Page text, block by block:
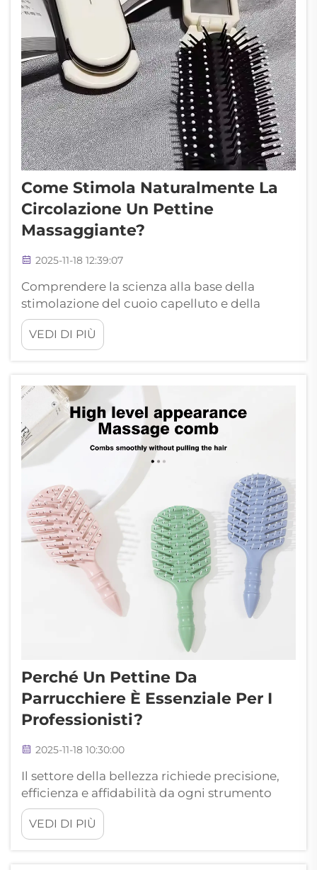
Come Stimola Naturalmente La
Circolazione Un Pettine
Massaggiante?
2025-11-18 12:39:07
Comprendere la scienza alla base della
stimolazione del cuoio capelluto e della
circolazione sanguigna. Il legame tra
massaggio del cuoio capelluto e migliorata
circolazione è stato a lungo riconosciuto sia
negli approcci terapeutici moderni. Un
pettine massaggiante svolge un...
VEDI DI PIÙ
Perché Un Pettine Da
Parrucchiere È Essenziale Per I
Professionisti?
2025-11-18 10:30:00
Il settore della bellezza richiede precisione,
efficienza e affidabilità da ogni strumento
utilizzato in ambito professionale. Tra gli
strumenti più fondamentali nell'arsenale di
ogni stilista, il pettine da parrucchiere si
VEDI DI PIÙ